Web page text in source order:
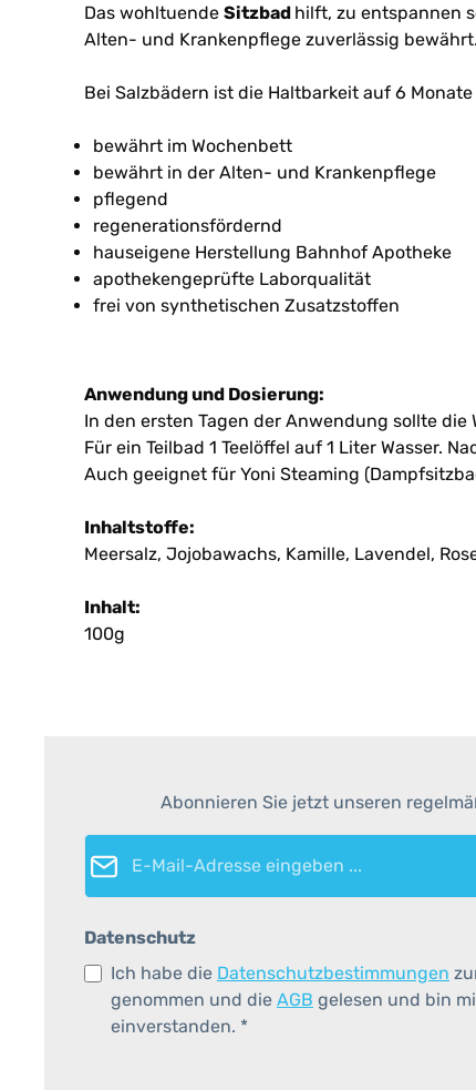
Das wohltuende Sitzbad hilft, zu entspannen
Alten- und Krankenpflege zuverlässig bewährt.
Bei Salzbädern ist die Haltbarkeit auf 6
bewährt im Wochenbett
bewährt in der Alten- und Krankenpflege
pflegend
regenerationsfördernd
hauseigene Herstellung Bahnhof Apotheke
apothekengeprüfte Laborqualität
frei von synthetischen Zusatzstoffen
Anwendung und Dosierung:
In den ersten Tagen der Anwendung sollte
Für ein Teilbad 1 Teelöffel auf 1 Liter Wasser.
Auch geeignet für Yoni Steaming
Inhaltstoffe:
Meersalz, Jojobawachs, Kamille, Lavendel,
Inhalt:
100g
Abonnieren Sie jetzt unseren
E-Mail-Adresse*
Datenschutz
Ich habe die Datenschutzbestimmungen
genommen und die AGB gelesen und bin
einverstanden. *